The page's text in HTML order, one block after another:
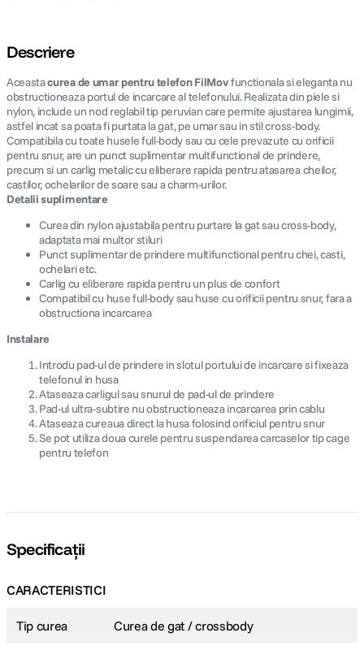
Descriere
Aceastacurea de umar pentru telefon FilMovfunctionala si eleganta nu
obstructioneaza portul de incarcare al telefonului. Realizata din piele si
nylon, include un nod reglabil tip peruvian care permite ajustarea lungimii,
astfel incat sa poata fi purtata la gat, pe umar sau in stil cross-body.
Compatibila cu toate husele full-body sau cu cele prevazute cu orificii
pentru snur, are un punct suplimentar multifunctional de prindere,
precum si un carlig metalic cu eliberare rapida pentru atasarea cheilor,
castilor, ochelarilor de soare sau a charm-urilor.
Detalii suplimentare
Curea din nylon ajustabila pentru purtare la gat sau cross-body,
adaptata mai multor stiluri
Punct suplimentar de prindere multifunctional pentru chei, casti,
ochelari etc.
Carlig cu eliberare rapida pentru un plus de confort
Compatibil cu huse full-body sau huse cu orificii pentru snur, fara a
obstructiona incarcarea
Instalare
Introdu pad-ul de prindere in slotul portului de incarcare si fixeaza
telefonul in husa
Ataseaza carligul sau snurul de pad-ul de prindere
Pad-ul ultra-subtire nu obstructioneaza incarcarea prin cablu
Ataseaza cureaua direct la husa folosind orificiul pentru snur
Se pot utiliza doua curele pentru suspendarea carcaselor tip cage
pentru telefon
Specificații
CARACTERISTICI
Tip curea Curea de gat / crossbody